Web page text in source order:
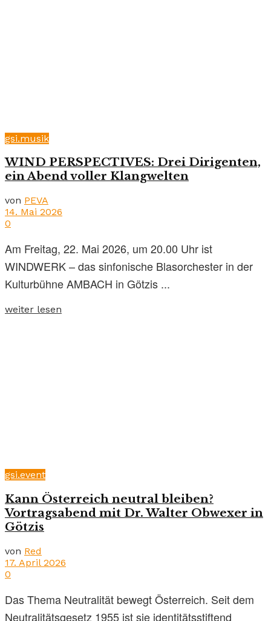
gsi.musik
WIND PERSPECTIVES: Drei Dirigenten,
ein Abend voller Klangwelten
von PEVA
14. Mai 2026
0
Am Freitag, 22. Mai 2026, um 20.00 Uhr ist
WINDWERK – das sinfonische Blasorchester in der
Kulturbühne AMBACH in Götzis ...
weiter lesen
gsi.event
Kann Österreich neutral bleiben?
Vortragsabend mit Dr. Walter Obwexer in
Götzis
von Red
17. April 2026
0
Das Thema Neutralität bewegt Österreich. Seit dem
Neutralitätsgesetz 1955 ist sie identitätsstiftend